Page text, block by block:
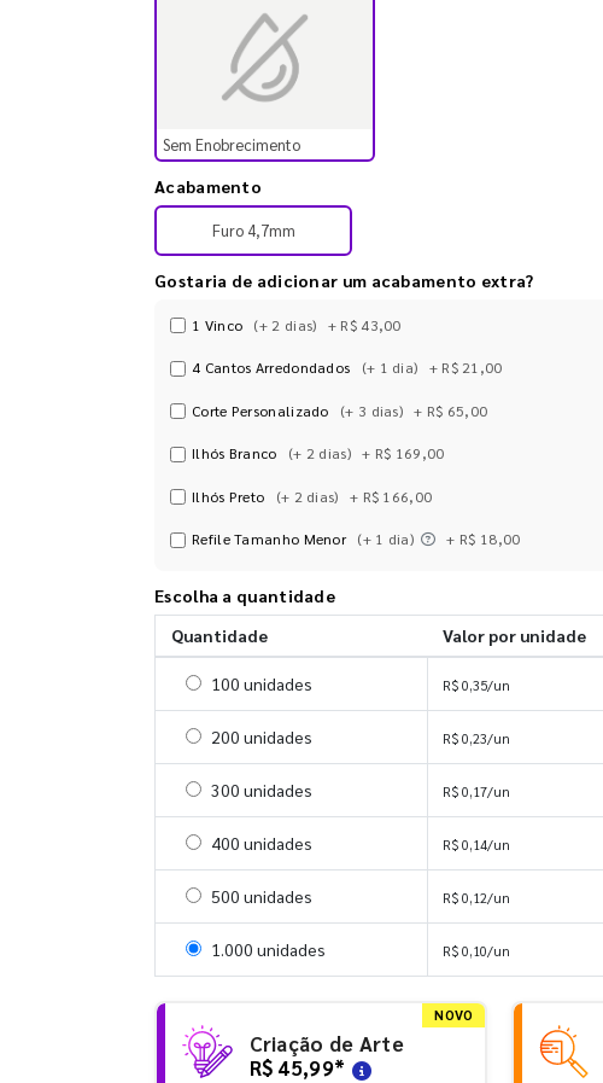
Sem Enobrecimento
Acabamento
Furo 4,7mm
Gostaria de adicionar um acabamento extra?
1 Vinco (+ 2 dias) + R$ 43,00
4 Cantos Arredondados (+ 1 dia) + R$ 21,00
Corte Personalizado (+ 3 dias) + R$ 65,00
Ilhós Branco (+ 2 dias) + R$ 169,00
Ilhós Preto (+ 2 dias) + R$ 166,00
Refile Tamanho Menor (+ 1 dia) + R$ 18,00
Escolha a quantidade
Quantidade
Valor por unidade
Selecionar 100 unidades
100 unidades R$ 0,35/un
Selecionar 200 unidades
200 unidades R$ 0,23/un
Selecionar 300 unidades
300 unidades R$ 0,17/un
Selecionar 400 unidades
400 unidades R$ 0,14/un
Selecionar 500 unidades
500 unidades R$ 0,12/un
Selecionar 1000 unidades
1.000 unidades R$ 0,10/un
NOVO
Criação de Arte
R$ 45,99*